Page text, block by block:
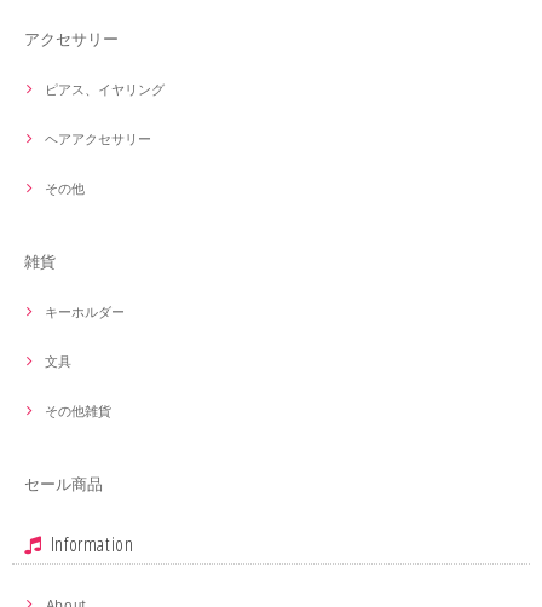
アクセサリー
ピアス、イヤリング
ヘアアクセサリー
その他
雑貨
キーホルダー
文具
その他雑貨
セール商品
Information